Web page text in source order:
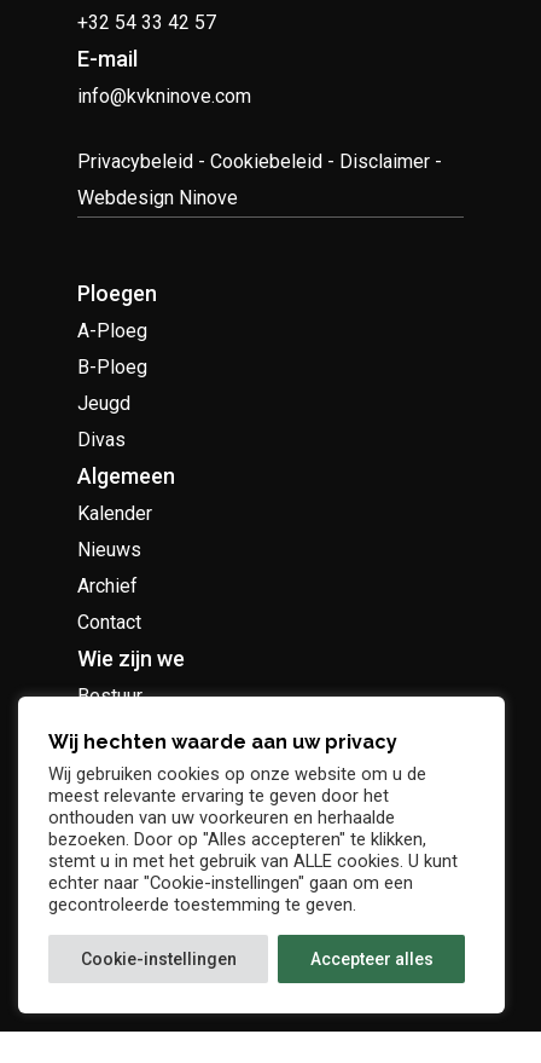
+32 54 33 42 57
E-mail
info@kvkninove.com
Privacybeleid -Cookiebeleid - Disclaimer -
Webdesign Ninove
Ploegen
A-Ploeg
B-Ploeg
Jeugd
Divas
Algemeen
Kalender
Nieuws
Archief
Contact
Wie zijn we
Bestuur
Geschiedenis
Supportersclub
Socio Business Club
Wij hechten waarde aan uw privacy
Wij gebruiken cookies op onze website om u de
meest relevante ervaring te geven door het
onthouden van uw voorkeuren en herhaalde
bezoeken. Door op "Alles accepteren" te klikken,
stemt u in met het gebruik van ALLE cookies. U kunt
echter naar "Cookie-instellingen" gaan om een
gecontroleerde toestemming te geven.
Cookie-instellingen Accepteer alles